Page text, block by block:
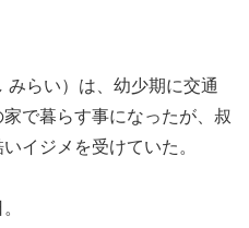
みらい）は、幼少期に交通
で暮らす事になったが、叔
イジメを受けていた。